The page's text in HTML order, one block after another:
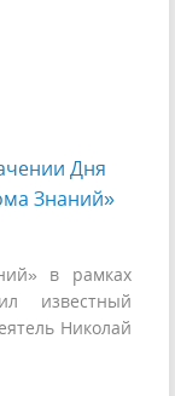
Дня
Знаний»
в рамках
известный
Николай